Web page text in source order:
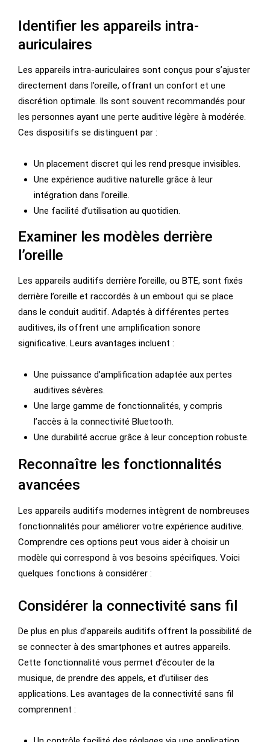
Identifier les appareils intra-
auriculaires
Les appareils intra-auriculaires sont conçus pour s’ajuster
directement dans l’oreille, offrant un confort et une
discrétion optimale. Ils sont souvent recommandés pour
les personnes ayant une perte auditive légère à modérée.
Ces dispositifs se distinguent par :
Un placement discret qui les rend presque invisibles.
Une expérience auditive naturelle grâce à leur
intégration dans l’oreille.
Une facilité d’utilisation au quotidien.
Examiner les modèles derrière
l’oreille
Les appareils auditifs derrière l’oreille, ou BTE, sont fixés
derrière l’oreille et raccordés à un embout qui se place
dans le conduit auditif. Adaptés à différentes pertes
auditives, ils offrent une amplification sonore
significative. Leurs avantages incluent :
Une puissance d’amplification adaptée aux pertes
auditives sévères.
Une large gamme de fonctionnalités, y compris
l’accès à la connectivité Bluetooth.
Une durabilité accrue grâce à leur conception robuste.
Reconnaître les fonctionnalités
avancées
Les appareils auditifs modernes intègrent de nombreuses
fonctionnalités pour améliorer votre expérience auditive.
Comprendre ces options peut vous aider à choisir un
modèle qui correspond à vos besoins spécifiques. Voici
quelques fonctions à considérer :
Considérer la connectivité sans fil
De plus en plus d’appareils auditifs offrent la possibilité de
se connecter à des smartphones et autres appareils.
Cette fonctionnalité vous permet d’écouter de la
musique, de prendre des appels, et d’utiliser des
applications. Les avantages de la connectivité sans fil
comprennent :